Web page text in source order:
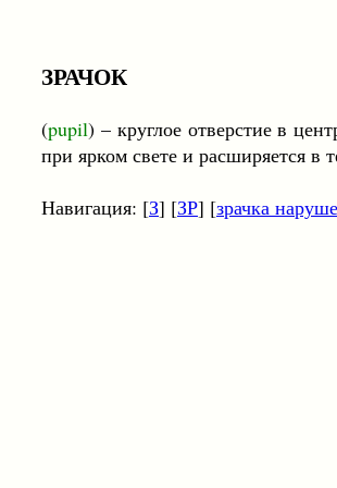
ЗРАЧОК
(pupil) – круглое отверстие в
при ярком свете и расширяется в
Навигация: [З] [ЗР] [зрачка